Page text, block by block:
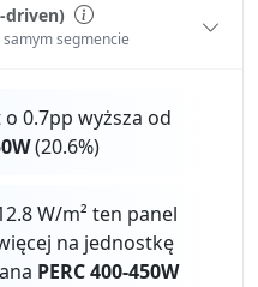
driven)
segmencie
0.7pp wyższa od
(20.6%)
W/m² ten panel
na jednostkę
PERC 400-450W